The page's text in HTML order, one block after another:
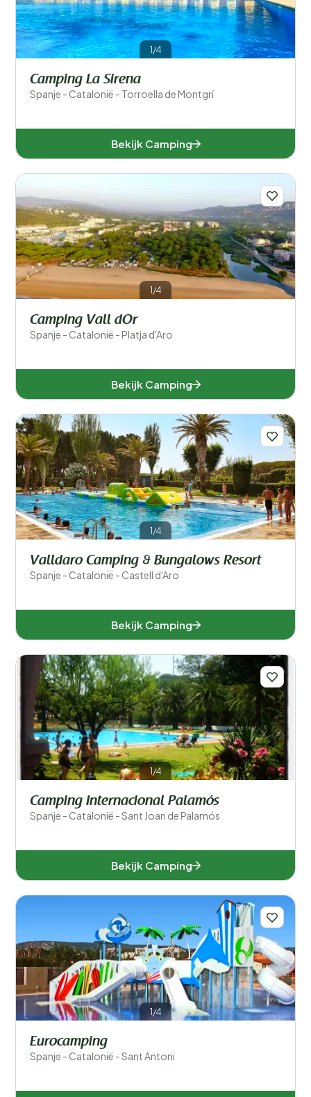
1/4
Camping La Sirena
Spanje - Catalonië - Torroella de Montgrí
Bekijk Camping
1/4
Camping Vall dOr
Spanje - Catalonië - Platja d'Aro
Bekijk Camping
1/4
Valldaro Camping & Bungalows Resort
Spanje - Catalonië - Castell d'Aro
Bekijk Camping
1/4
Camping Internacional Palamós
Spanje - Catalonië - Sant Joan de Palamós
Bekijk Camping
1/4
Eurocamping
Spanje - Catalonië - Sant Antoni